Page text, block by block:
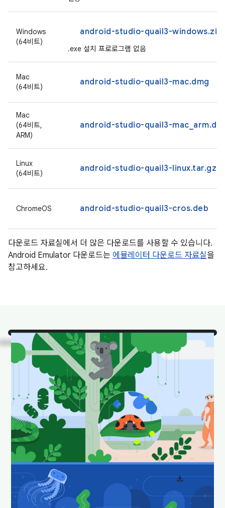
Windows
(64비트)
android-studio-quail3-windows.zip
.exe 설치 프로로그램 없음
Mac
(64비트)
android-studio-quail3-mac.dmg
Mac
(64비트,
ARM)
android-studio-quail3-
Linux
(64비트)
android-studio-quail3-linux.tar.gz
ChromeOS android-studio-quail3-cros.deb
다운로드 자료실에서 더 많은 다운로드를 사용할 수 있습니다.
Android Emulator 다운로드는 에뮬레이터 다운로드 자료실을
참고하세요.
보세요 . 자연 서식지에 있는
Android 스튜디오의 인기 동
물입니다.
다운로드하여 배경화면으로 설정하면 바탕화면이 재미
있고 산뜻한 느낌을 줍니다.
Android 스튜디오 배경화면 다운로드download